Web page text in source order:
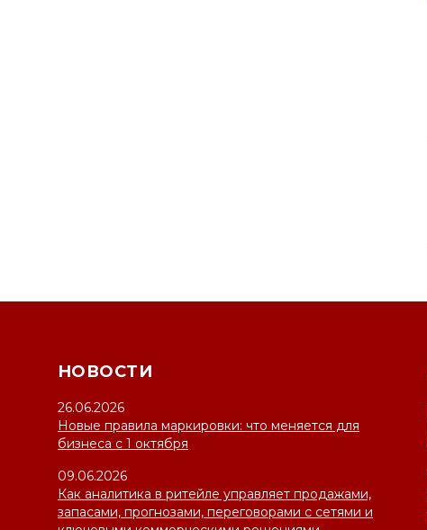
НОВОСТИ
26.06.2026
Новые правила маркировки: что меняется для
бизнеса с 1 октября
09.06.2026
Как аналитика в ритейле управляет продажами,
запасами, прогнозами, переговорами с сетями и